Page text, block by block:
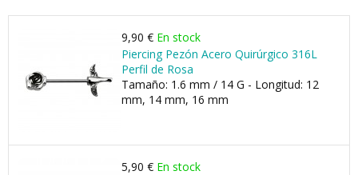
9,90 € En stock
Piercing Pezón Acero Quirúrgico 316L
Perfil de Rosa
Tamaño: 1.6 mm / 14 G - Longitud: 12
mm, 14 mm, 16 mm
5,90 € En stock